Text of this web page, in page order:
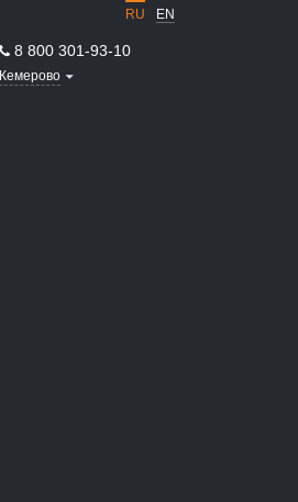
RU EN
8 800 301-93-10
Кемерово